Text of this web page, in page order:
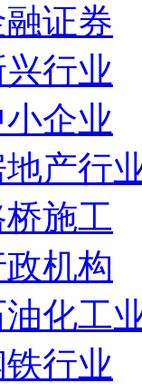
证券
行业
企业
地产行
施工
机构
油化工
行业